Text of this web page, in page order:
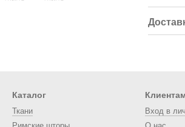
Каталог
Ткани
Вход в